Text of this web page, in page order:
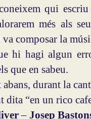
qui
més als
composar la
hi hagi algun
que en sabeu.
durant la
dita “en un rico
– Josep